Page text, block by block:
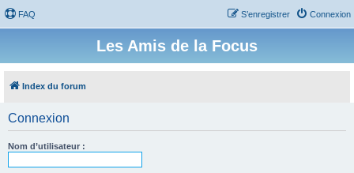
FAQ Connexion
S’enregistrer
Les Amis de la Focus
Index du forum
Connexion
Nom d’utilisateur :